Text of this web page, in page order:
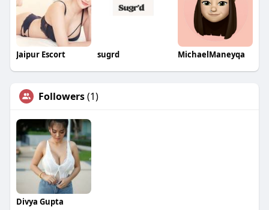
Jaipur Escort sugrd MichaelManeyqa
Followers(1)
Divya Gupta